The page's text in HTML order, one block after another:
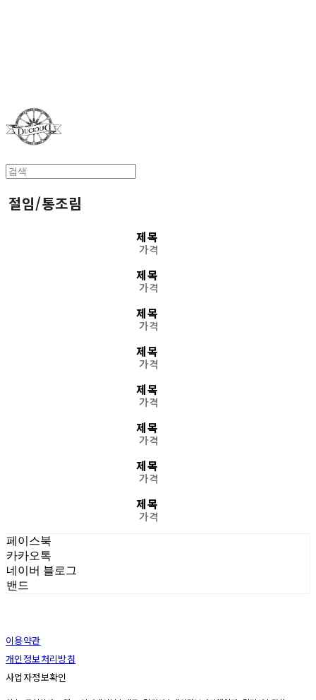
절임/통조림
제목
가격
제목
가격
제목
가격
제목
가격
제목
가격
제목
가격
제목
가격
제목
가격
페이스북
카카오톡
네이버 블로그
밴드
이용약관
개인정보처리방침
사업자정보확인